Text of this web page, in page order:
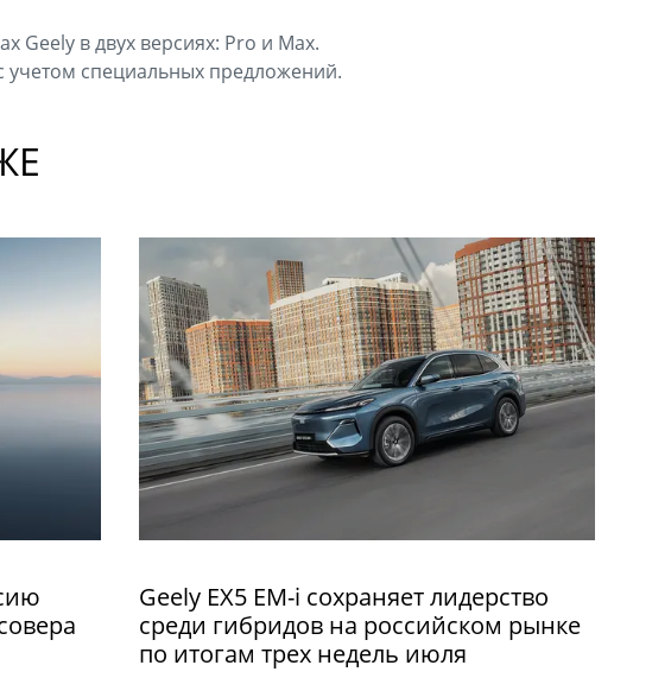
Geely в двух версиях: Pro и Max.
учетом специальных предложений.
Geely EX5 EM-i сохраняет лидерство
среди гибридов на российском рынке
по итогам трех недель июля